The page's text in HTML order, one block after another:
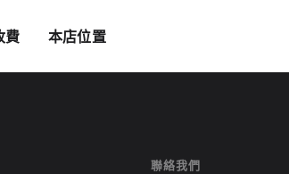
費 本店位置
聯絡我們